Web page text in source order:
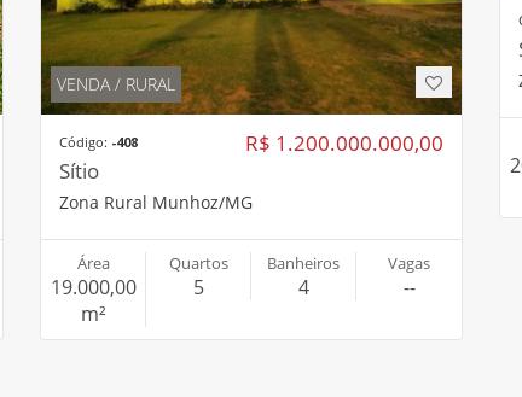
VENDA / RURAL
R$ 1.200.000.000,00
Código: -408
Sítio
Zona Rural Munhoz/MG
Área
19.000,00
m²
Quartos
5
Banheiros
4
Vagas
--